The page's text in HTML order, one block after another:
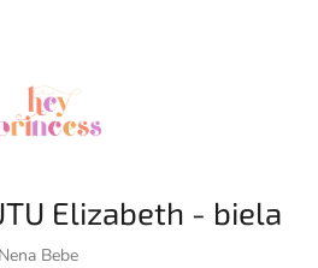
Elizabeth - biela
Nena Bebe